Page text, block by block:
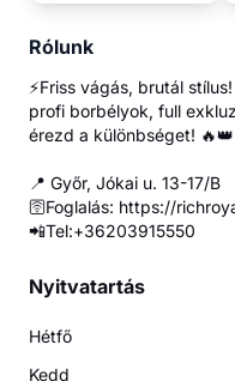
Rólunk
⚡Friss vágás, brutál
profi borbélyok, full
érezd a különbséget! 🔥👑
📍 Győr, Jókai u. 13-17/B
🛜Foglalás: https://
📲Tel:+36203915550
Nyitvatartás
Hétfő
Kedd